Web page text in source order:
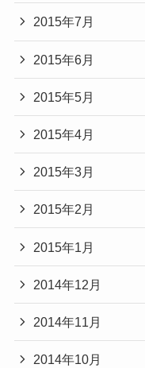
2015年7月
2015年6月
2015年5月
2015年4月
2015年3月
2015年2月
2015年1月
2014年12月
2014年11月
2014年10月